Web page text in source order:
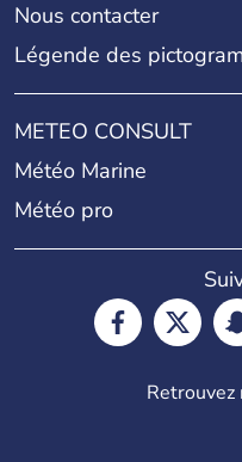
Nous contacter
Légende des
METEO CONSULT
Météo Marine
Météo pro
Retrouvez